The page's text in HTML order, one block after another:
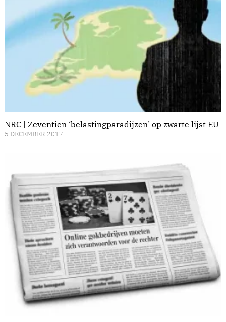
NRC | Zeventien ‘belastingparadijzen’ op zwarte lijst EU
5 DECEMBER 2017